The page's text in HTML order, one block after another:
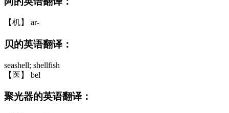
【机】 ar-
贝的英语翻译：
seashell; shellfish
【医】 bel
聚光器的英语翻译：